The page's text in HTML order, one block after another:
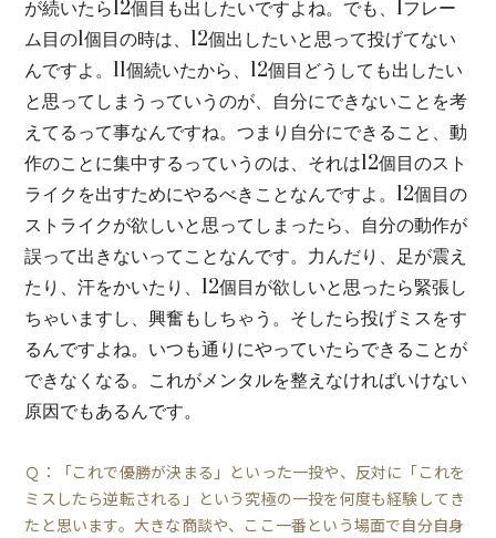
が続いたら12個目も出したいですよね。でも、1フレー
ム目の1個目の時は、12個出したいと思って投げてない
んですよ。11個続いたから、12個目どうしても出したい
と思ってしまうっていうのが、自分にできないことを考
えてるって事なんですね。つまり自分にできること、動
作のことに集中するっていうのは、それは12個目のスト
ライクを出すためにやるべきことなんですよ。12個目の
ストライクが欲しいと思ってしまったら、自分の動作が
誤って出きないってことなんです。力んだり、足が震え
たり、汗をかいたり、12個目が欲しいと思ったら緊張し
ちゃいますし、興奮もしちゃう。そしたら投げミスをす
るんですよね。いつも通りにやっていたらできることが
できなくなる。これがメンタルを整えなければいけない
原因でもあるんです。
Ｑ：「これで優勝が決まる」といった一投や、反対に「これを
ミスしたら逆転される」という究極の一投を何度も経験してき
たと思います。大きな商談や、ここ一番という場面で自分自身